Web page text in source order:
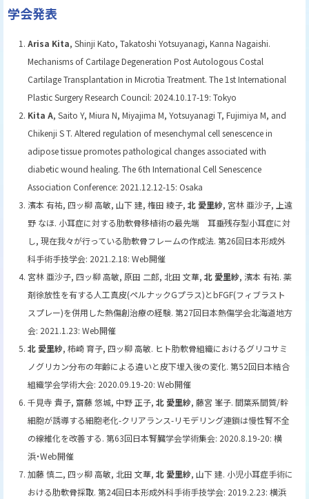
ト
学会発表
Arisa Kita, Shinji Kato, Takatoshi Yotsuyanagi, Kanna Nagaishi.
Mechanisms of Cartilage Degeneration Post Autologous Costal
Cartilage Transplantation in Microtia Treatment. The 1st International
Plastic Surgery Research Council: 2024.10.17-19: Tokyo
Kita A, Saito Y, Miura N, Miyajima M, Yotsuyanagi T, Fujimiya M, and
Chikenji S T. Altered regulation of mesenchymal cell senescence in
adipose tissue promotes pathological changes associated with
diabetic wound healing. The 6th International Cell Senescence
Association Conference: 2021.12.12-15: Osaka
濱本 有祐, 四ッ柳 高敏, 山下 建, 権田 綾子, 北 愛里紗, 宮林 亜沙子, 上遠
野 なほ. 小耳症に対する肋軟骨移植術の最先端 耳垂残存型小耳症に対
し, 現在我々が行っている肋軟骨フレームの作成法. 第26回日本形成外
科手術手技学会: 2021.2.18: Web開催
宮林 亜沙子, 四ッ柳 高敏, 原田 二郎, 北田 文華, 北 愛里紗, 濱本 有祐. 薬
剤徐放性を有する人工真皮(ペルナックGプラス)とbFGF(フィブラスト
スプレー)を併用した熱傷創治療の経験. 第27回日本熱傷学会北海道地方
会: 2021.1.23: Web開催
北 愛里紗, 柿崎 育子, 四ッ柳 高敏. ヒト肋軟骨組織におけるグリコサミ
ノグリカン分布の年齢による違いと皮下埋入後の変化. 第52回日本結合
組織学会学術大会: 2020.09.19-20: Web開催
千見寺 貴子, 齋藤 悠城, 中野 正子, 北 愛里紗, 藤宮 峯子. 間葉系間質/幹
細胞が誘導する細胞老化-クリアランス-リモデリング連鎖は慢性腎不全
の線維化を改善する. 第63回日本腎臓学会学術集会: 2020.8.19-20: 横
浜・Web開催
加藤 慎二, 四ッ柳 高敏, 北田 文華, 北 愛里紗, 山下 建. 小児小耳症手術に
おける肋軟骨採取. 第24回日本形成外科手術手技学会: 2019.2.23: 横浜